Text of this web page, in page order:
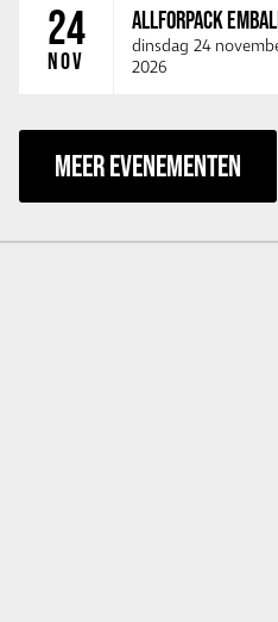
24
NOV
ALLFORPACK
dinsdag 24
2026
MEER EVENEMENTEN